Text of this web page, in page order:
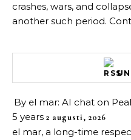
crashes, wars, and
another such period.
By el mar: AI chat on
5 years 2 augusti, 2026
el mar, a long-time